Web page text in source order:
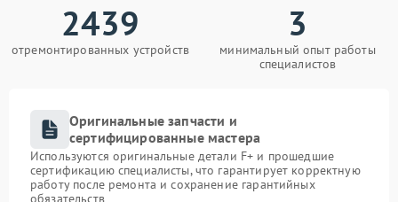
2439
отремонтированных устройств
3
минимальный опыт работы
специалистов
Оригинальные запчасти и
сертифицированные мастера
Используются оригинальные детали F+ и прошедшие
сертификацию специалисты, что гарантирует корректную
работу после ремонта и сохранение гарантийных
обязательств